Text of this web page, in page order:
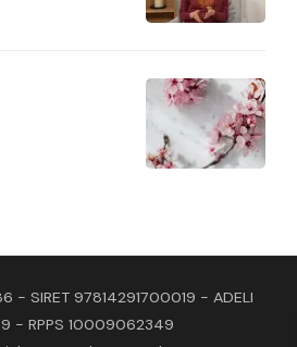
- SIRET 97814291700019 - ADELI
- RPPS 10009062349